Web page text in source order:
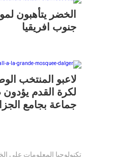
الخضر يتأهبون
جنوب افريقيا
لاعبو المنتخب
لكرة القدم يؤدون
جماعة بجامع
تكنولوجيا المعلومات على